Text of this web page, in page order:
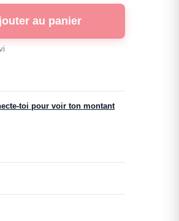
au panier
toi pour voir ton montant